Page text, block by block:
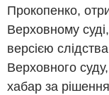
Прокопенко,
Верховному
версією
Верховного
хабар за